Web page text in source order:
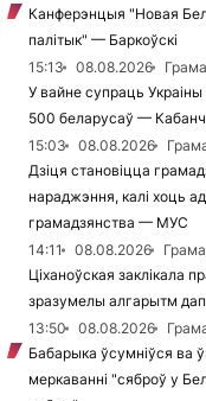
Канферэнцыя "Новая
палітык" — Баркоўскі
15:13
08.08.2026
У вайне супраць Украіны
500 беларусаў —
15:03
08.08.2026
Дзіця становіцца
нараджэння, калі хоць
грамадзянства — МУС
14:11
08.08.2026
Ціханоўская заклікала
зразумелы алгарытм
13:50
08.08.2026
Бабарыка ўсумніўся ва
меркаванні "сяброў у